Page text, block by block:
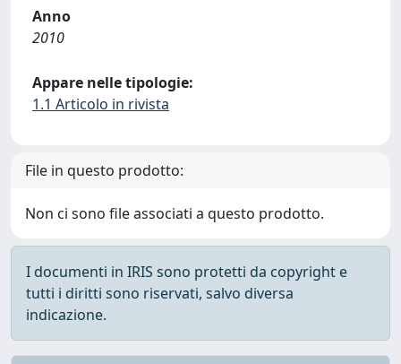
Anno
2010
Appare nelle tipologie:
1.1 Articolo in rivista
File in questo prodotto:
Non ci sono file associati a questo prodotto.
I documenti in IRIS sono protetti da copyright e
tutti i diritti sono riservati, salvo diversa
indicazione.